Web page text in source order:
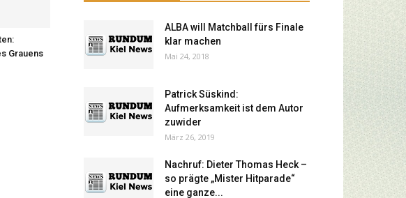
Grauens
ALBA will Matchball fürs Finale
klar machen
Mai 24, 2018
Patrick Süskind:
Aufmerksamkeit ist dem Autor
zuwider
März 26, 2019
Nachruf: Dieter Thomas Heck –
so prägte „Mister Hitparade“
eine ganze...